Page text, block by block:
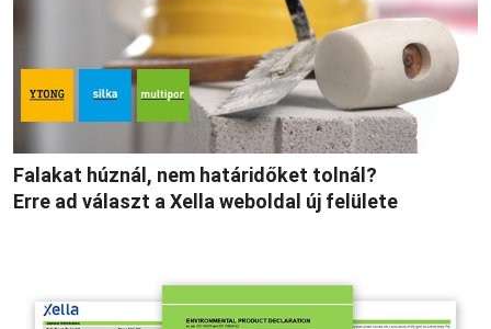
Falakat húznál, nem határidőket tolnál?
Erre ad választ a Xella weboldal új felülete